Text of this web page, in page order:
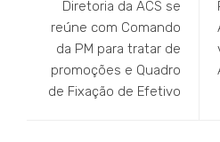
Diretoria da ACS se
reúne com Comando
da PM para tratar de
promoções e Quadro
de Fixação de Efetivo